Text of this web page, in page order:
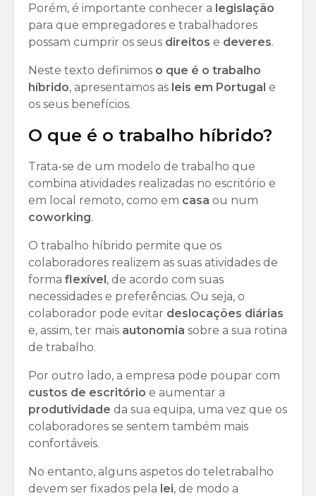
Porém, é importante conhecer a legislação
para que empregadores e trabalhadores
possam cumprir os seus direitos e deveres.
Neste texto definimos o que é o trabalho
híbrido, apresentamos as leis em Portugal e
os seus benefícios.
O que é o trabalho híbrido?
Trata-se de um modelo de trabalho que
combina atividades realizadas no escritório e
em local remoto, como em casa ou num
coworking.
O trabalho híbrido permite que os
colaboradores realizem as suas atividades de
forma flexível, de acordo com suas
necessidades e preferências. Ou seja, o
colaborador pode evitar deslocações diárias
e, assim, ter mais autonomia sobre a sua rotina
de trabalho.
Por outro lado, a empresa pode poupar com
custos de escritório e aumentar a
produtividade da sua equipa, uma vez que os
colaboradores se sentem também mais
confortáveis.
No entanto, alguns aspetos do teletrabalho
devem ser fixados pela lei, de modo a